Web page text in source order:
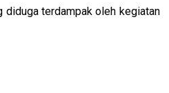
terdampak oleh kegiatan